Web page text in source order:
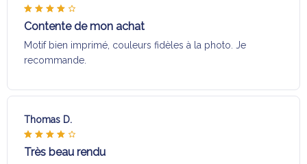
Contente de mon achat
Motif bien imprimé, couleurs fidèles à la photo. Je
recommande.
Thomas D.
Très beau rendu